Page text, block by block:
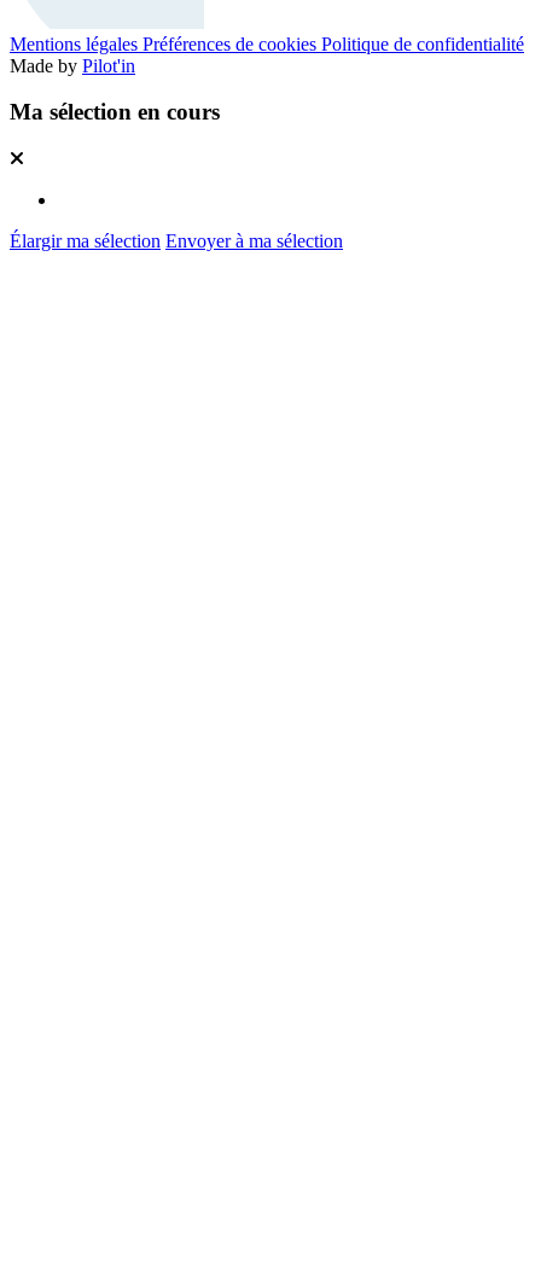
Mentions légales Préférences de cookies Politique de confidentialité
Made by Pilot'in
Ma sélection en cours
Élargir ma sélection Envoyer à ma sélection